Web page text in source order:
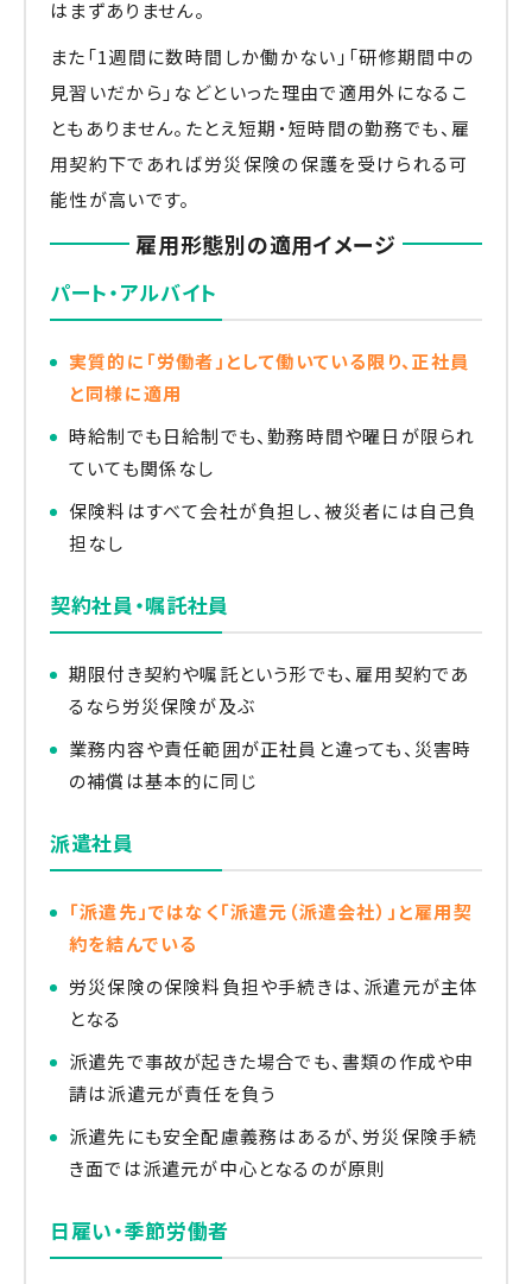
はまずありません。
また「1週間に数時間しか働かない」「研修期間中の
見習いだから」などといった理由で適用外になるこ
ともありません。たとえ短期・短時間の勤務でも、雇
用契約下であれば労災保険の保護を受けられる可
能性が高いです。
雇用形態別の適用イメージ
パート・アルバイト
実質的に「労働者」として働いている限り、正社員
と同様に適用
時給制でも日給制でも、勤務時間や曜日が限られ
ていても関係なし
保険料はすべて会社が負担し、被災者には自己負
担なし
契約社員・嘱託社員
期限付き契約や嘱託という形でも、雇用契約であ
るなら労災保険が及ぶ
業務内容や責任範囲が正社員と違っても、災害時
の補償は基本的に同じ
派遣社員
「派遣先」ではなく「派遣元（派遣会社）」と雇用契
約を結んでいる
労災保険の保険料負担や手続きは、派遣元が主体
となる
派遣先で事故が起きた場合でも、書類の作成や申
請は派遣元が責任を負う
派遣先にも安全配慮義務はあるが、労災保険手続
き面では派遣元が中心となるのが原則
日雇い・季節労働者